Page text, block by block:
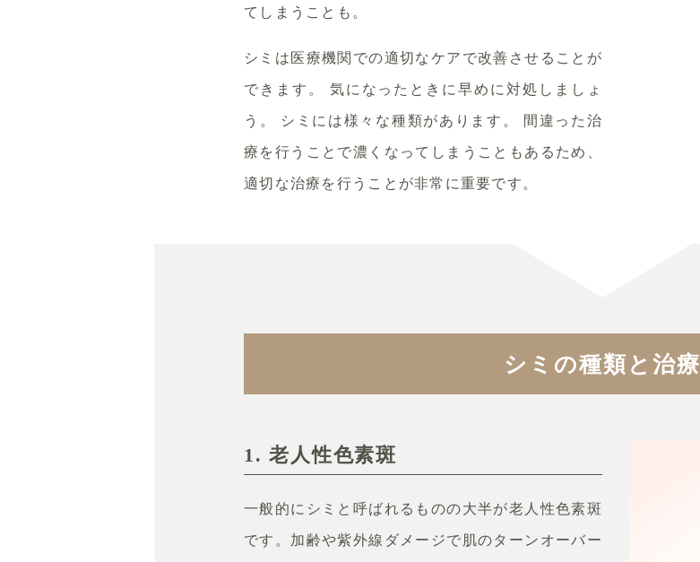
てしまうことも。
シミは医療機関での適切なケアで改善させることが
できます。 気になったときに早めに対処しましょ
う。 シミには様々な種類があります。 間違った治
療を行うことで濃くなってしまうこともあるため、
適切な治療を行うことが非常に重要です。
シミの種類と治療
1. 老人性色素斑
一般的にシミと呼ばれるものの大半が老人性色素斑
です。加齢や紫外線ダメージで肌のターンオーバー